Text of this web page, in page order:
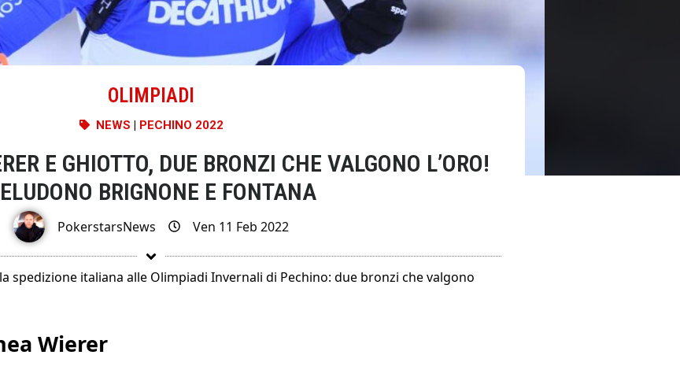
OLIMPIADI
NEWS | PECHINO 2022
E GHIOTTO, DUE BRONZI CHE VALGONO L’ORO!
BRIGNONE E FONTANA
PokerstarsNews Ven 11 Feb 2022
spedizione italiana alle Olimpiadi Invernali di Pechino: due bronzi che valgono
Wierer